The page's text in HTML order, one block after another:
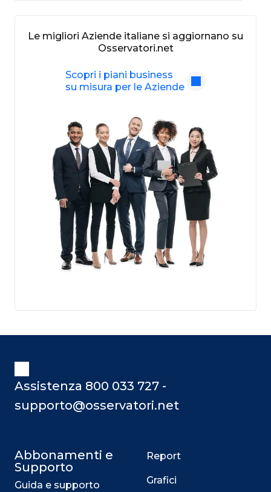
Le migliori Aziende italiane si aggiornano su
Osservatori.net
Scopri i piani business
su misura per le Aziende
Assistenza 800 033 727 -
supporto@osservatori.net
Abbonamenti e
Supporto
Guida e supporto
Report
Grafici